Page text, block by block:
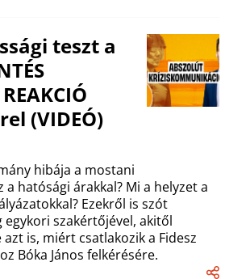
teszt a
(VIDEÓ)
hibája a mostani
a hatósági árakkal? Mi a helyzet a
Ezekről is szót
egykori szakértőjével, akitől
is, miért csatlakozik a Fidesz
Bóka János felkérésére.